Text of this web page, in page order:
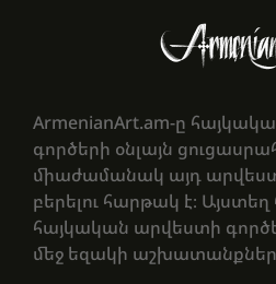
ArmenianArt.am-ը
գործերի օնլայն ցուցասրահ
միաժամանակ այդ
բերելու հարթակ է։
հայկական արվեստի
մեջ եզակի